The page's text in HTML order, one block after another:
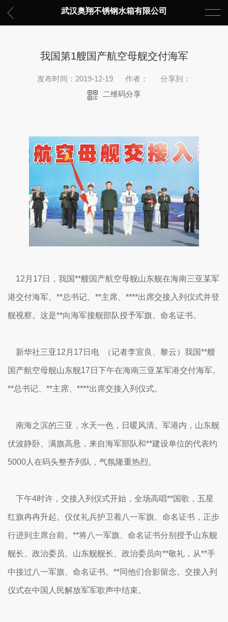
武汉奥翔不锈钢水箱有限公司
我国第1艘国产航空母舰交付海军
发布时间：2019-12-19 作者：
分享到：
二维码分享
12月17日，我国**艘国产航空母舰山东舰在海南三亚某军
港交付海军。**总书记、**主席、****出席交接入列仪式并登
舰视察。这是**向海军接舰部队授予军旗、命名证书。
新华社三亚12月17日电 （记者李宣良、黎云）我国**艘
国产航空母舰山东舰17日下午在海南三亚某军港交付海军。
**总书记、**主席、****出席交接入列仪式。
南海之滨的三亚，水天一色，日暖风清。军港内，山东舰
伏波静卧、满旗高悬，来自海军部队和**建设单位的代表约
5000人在码头整齐列队，气氛隆重热烈。
下午4时许，交接入列仪式开始，全场高唱**国歌，五星
红旗冉冉升起。仪仗礼兵护卫着八一军旗、命名证书，正步
行进到主席台前。**将八一军旗、命名证书分别授予山东舰
舰长、政治委员。山东舰舰长、政治委员向**敬礼，从**手
中接过八一军旗、命名证书。**同他们合影留念。交接入列
仪式在中国人民解放军军歌声中结束。